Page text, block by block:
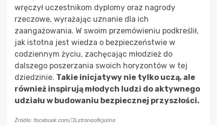
wręczył uczestnikom dyplomy oraz nagrody
rzeczowe, wyrażając uznanie dla ich
zaangażowania. W swoim przemówieniu podkreślił,
jak istotna jest wiedza o bezpieczeństwie w
codziennym życiu, zachęcając młodzież do
dalszego poszerzania swoich horyzontów w tej
dziedzinie. Takie inicjatywy nie tylko uczą, ale
również inspirują młodych ludzi do aktywnego
udziału w budowaniu bezpiecznej przyszłości.
Źródło: facebook.com/JLstronaoficjalna